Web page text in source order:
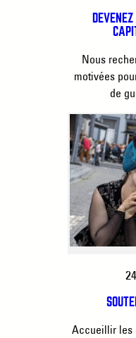
Nous
motivées
de
Accueillir les